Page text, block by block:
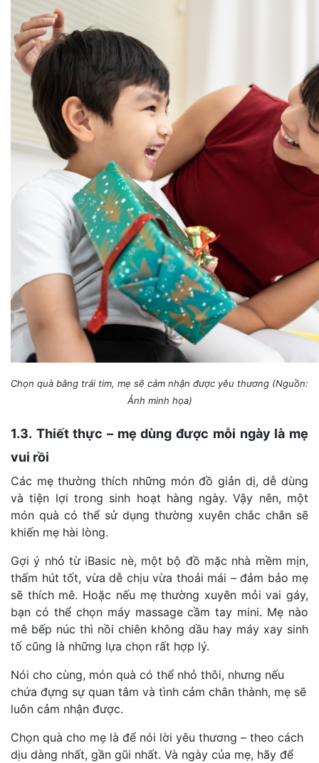
Chọn quà bằng trái tim, mẹ sẽ cảm nhận được yêu thương (Nguồn:
Ảnh minh họa)
1.3. Thiết thực – mẹ dùng được mỗi ngày là mẹ
vui rồi
Các mẹ thường thích những món đồ giản dị, dễ dùng
và tiện lợi trong sinh hoạt hàng ngày. Vậy nên, một
món quà có thể sử dụng thường xuyên chắc chắn sẽ
khiến mẹ hài lòng.
Gợi ý nhỏ từ iBasic nè, một bộ đồ mặc nhà mềm mịn,
thấm hút tốt, vừa dễ chịu vừa thoải mái – đảm bảo mẹ
sẽ thích mê. Hoặc nếu mẹ thường xuyên mỏi vai gáy,
bạn có thể chọn máy massage cầm tay mini. Mẹ nào
mê bếp núc thì nồi chiên không dầu hay máy xay sinh
tố cũng là những lựa chọn rất hợp lý.
Nói cho cùng, món quà có thể nhỏ thôi, nhưng nếu
chứa đựng sự quan tâm và tình cảm chân thành, mẹ sẽ
luôn cảm nhận được.
Chọn quà cho mẹ là để nói lời yêu thương – theo cách
dịu dàng nhất, gần gũi nhất. Và ngày của mẹ, hãy để